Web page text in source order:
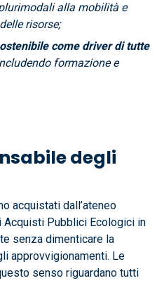
alla mobilità e
risorse;
come driver di tutte
formazione e
degli
acquistati dall’ateneo
Pubblici Ecologici in
senza dimenticare la
approvvigionamenti. Le
senso riguardano tutti